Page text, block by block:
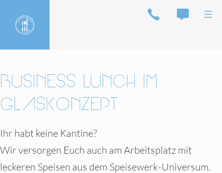
Telefon Email
BUSINESS LUNCH IM
GLASKONZEPT
Ihr habt keine Kantine?
Wir versorgen Euch auch am Arbeitsplatz mit
leckeren Speisen aus dem Speisewerk-Universum.